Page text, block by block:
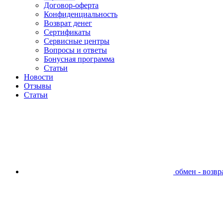
Договор-оферта
Конфиденциальность
Возврат денег
Сертификаты
Сервисные центры
Вопросы и ответы
Бонусная программа
Статьи
Новости
Отзывы
Статьи
обмен -